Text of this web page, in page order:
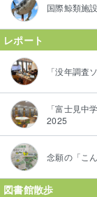
国際鯨類施
レポート
「没年調査
「富士見中
2025
念願の「こ
図書館散歩